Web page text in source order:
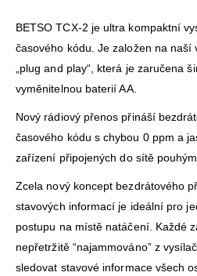
BETSO TCX-2 je ultra kompaktní
časového kódu. Je založen na
„plug and play“, která je zaručena
vyměnitelnou baterií AA.
Nový rádiový přenos přináší
časového kódu s chybou 0 ppm a
zařízení připojených do sítě
Zcela nový koncept bezdrátového
stavových informací je ideální pro
postupu na místě natáčení. Každé
nepřetržitě “najammováno” z
sledovat stavové informace všech